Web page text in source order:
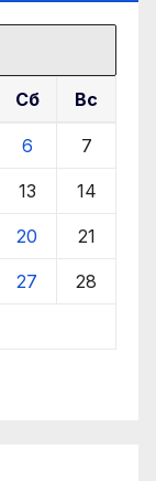
Сб Вс
6 7
13 14
20 21
27 28